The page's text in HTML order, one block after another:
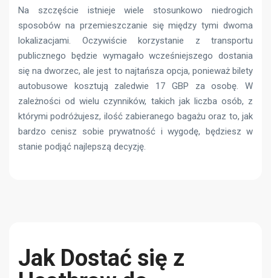
Na szczęście istnieje wiele stosunkowo niedrogich
sposobów na przemieszczanie się między tymi dwoma
lokalizacjami. Oczywiście korzystanie z transportu
publicznego będzie wymagało wcześniejszego dostania
się na dworzec, ale jest to najtańsza opcja, ponieważ bilety
autobusowe kosztują zaledwie 17 GBP za osobę. W
zależności od wielu czynników, takich jak liczba osób, z
którymi podróżujesz, ilość zabieranego bagażu oraz to, jak
bardzo cenisz sobie prywatność i wygodę, będziesz w
stanie podjąć najlepszą decyzję.
Jak Dostać się z